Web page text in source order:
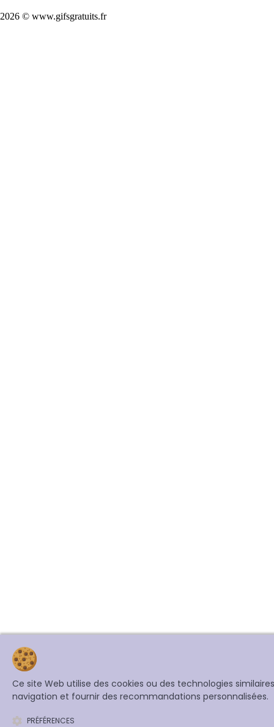
2026 © www.gifsgratuits.fr
Ce site Web utilise des cookies ou des technologies
navigation et fournir des recommandations personnalisées.
PRÉFÉRENCES